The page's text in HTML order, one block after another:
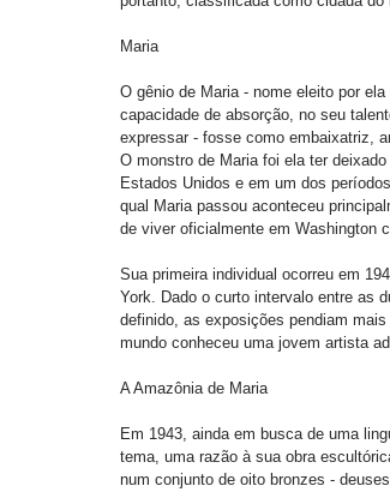
Maria
O gênio de Maria - nome eleito por
capacidade de absorção, no seu
expressar - fosse como embaixatriz,
O monstro de Maria foi ela ter
Estados Unidos e em um dos
qual Maria passou aconteceu
de viver oficialmente em Washington
Sua primeira individual ocorreu em
York. Dado o curto intervalo entre as
definido, as exposições pendiam
mundo conheceu uma jovem artista
A Amazônia de Maria
Em 1943, ainda em busca de uma
tema, uma razão à sua obra
num conjunto de oito bronzes -